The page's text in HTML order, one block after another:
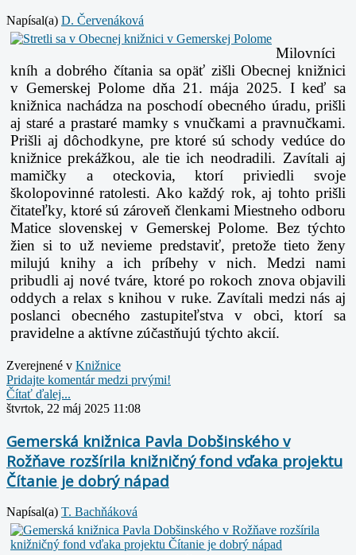
Napísal(a) D. Červenáková
Milovníci
kníh a dobrého čítania sa opäť zišli Obecnej knižnici
v Gemerskej Polome dňa 21. mája 2025. I keď sa
knižnica nachádza na poschodí obecného úradu, prišli
aj staré a prastaré mamky s vnučkami a pravnučkami.
Prišli aj dôchodkyne, pre ktoré sú schody vedúce do
knižnice prekážkou, ale tie ich neodradili. Zavítali aj
mamičky a oteckovia, ktorí priviedli svoje
školopovinné ratolesti. Ako každý rok, aj tohto prišli
čitateľky, ktoré sú zároveň členkami Miestneho odboru
Matice slovenskej v Gemerskej Polome. Bez týchto
žien si to už nevieme predstaviť, pretože tieto ženy
milujú knihy a ich príbehy v nich. Medzi nami
pribudli aj nové tváre, ktoré po rokoch znova objavili
oddych a relax s knihou v ruke. Zavítali medzi nás aj
poslanci obecného zastupiteľstva v obci, ktorí sa
pravidelne a aktívne zúčastňujú týchto akcií.
Zverejnené v Knižnice
Pridajte komentár medzi prvými!
Čítať ďalej...
štvrtok, 22 máj 2025 11:08
Gemerská knižnica Pavla Dobšinského v
Rožňave rozšírila knižničný fond vďaka projektu
Čítanie je dobrý nápad
Napísal(a) T. Bachňáková